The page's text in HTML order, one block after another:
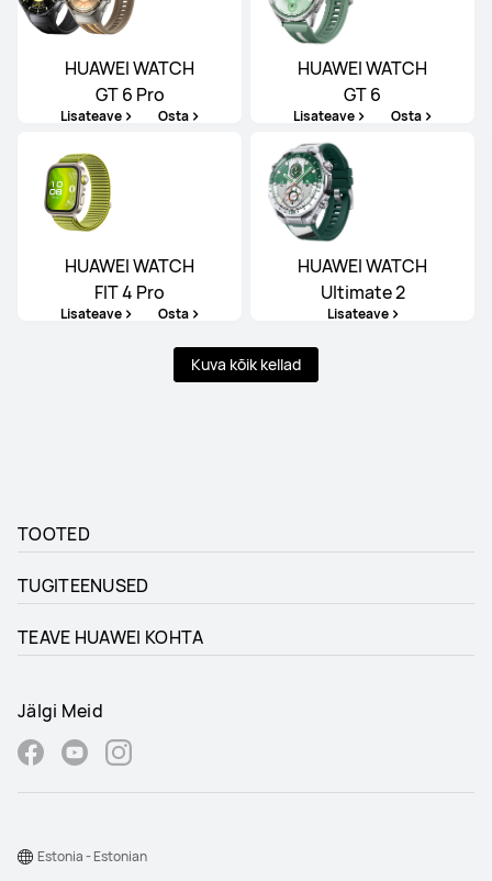
HUAWEI WATCH
GT 6 Pro
Lisateave Osta
HUAWEI WATCH
GT 6
Lisateave Osta
HUAWEI WATCH
FIT 4 Pro
Lisateave Osta
HUAWEI WATCH
Ultimate 2
Lisateave
Kuva kõik kellad
TOOTED
TUGITEENUSED
TEAVE HUAWEI KOHTA
Jälgi Meid
Estonia - Estonian